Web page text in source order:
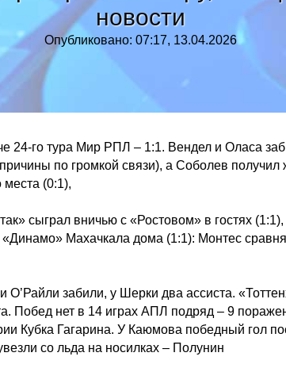
новости
Опубликовано: 07:17, 13.04.2026
24-го тура Мир РПЛ – 1:1. Вендел и Оласа
по громкой связи), а Соболев получил
(0:1),
сыграл вничью с «Ростовом» в гостях
Махачкала дома (1:1): Монтес
О’Райли забили, у Шерки два ассиста.
Побед нет в 14 играх АПЛ подряд – 9
Кубка Гагарина. У Каюмова победный гол
со льда на носилках – Полунин